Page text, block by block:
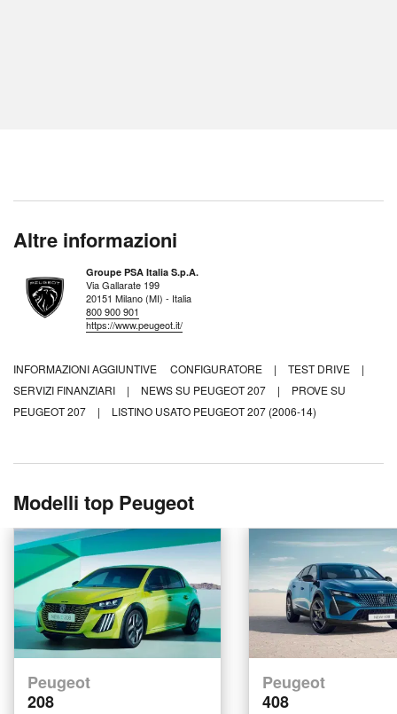
Altre informazioni
Groupe PSA Italia S.p.A.
Via Gallarate 199
20151 Milano (MI) - Italia
800 900 901
https://www.peugeot.it/
INFORMAZIONI AGGIUNTIVE CONFIGURATORE | TEST DRIVE
|
SERVIZI FINANZIARI
| NEWS SU PEUGEOT 207 |
PROVE SU
PEUGEOT 207
| LISTINO USATO PEUGEOT 207 (2006-14)
Modelli top Peugeot
Peugeot
208
Peugeot
408